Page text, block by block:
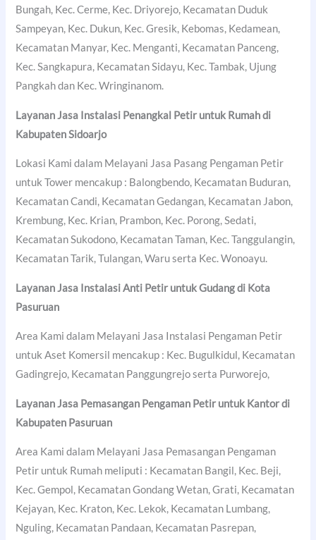
Bungah, Kec. Cerme, Kec. Driyorejo, Kecamatan Duduk
Sampeyan, Kec. Dukun, Kec. Gresik, Kebomas, Kedamean,
Kecamatan Manyar, Kec. Menganti, Kecamatan Panceng,
Kec. Sangkapura, Kecamatan Sidayu, Kec. Tambak, Ujung
Pangkah dan Kec. Wringinanom.
Layanan Jasa Instalasi Penangkal Petir untuk Rumah di
Kabupaten Sidoarjo
Lokasi Kami dalam Melayani Jasa Pasang Pengaman Petir
untuk Tower mencakup : Balongbendo, Kecamatan Buduran,
Kecamatan Candi, Kecamatan Gedangan, Kecamatan Jabon,
Krembung, Kec. Krian, Prambon, Kec. Porong, Sedati,
Kecamatan Sukodono, Kecamatan Taman, Kec. Tanggulangin,
Kecamatan Tarik, Tulangan, Waru serta Kec. Wonoayu.
Layanan Jasa Instalasi Anti Petir untuk Gudang di Kota
Pasuruan
Area Kami dalam Melayani Jasa Instalasi Pengaman Petir
untuk Aset Komersil mencakup : Kec. Bugulkidul, Kecamatan
Gadingrejo, Kecamatan Panggungrejo serta Purworejo,
Layanan Jasa Pemasangan Pengaman Petir untuk Kantor di
Kabupaten Pasuruan
Area Kami dalam Melayani Jasa Pemasangan Pengaman
Petir untuk Rumah meliputi : Kecamatan Bangil, Kec. Beji,
Kec. Gempol, Kecamatan Gondang Wetan, Grati, Kecamatan
Kejayan, Kec. Kraton, Kec. Lekok, Kecamatan Lumbang,
Nguling, Kecamatan Pandaan, Kecamatan Pasrepan,